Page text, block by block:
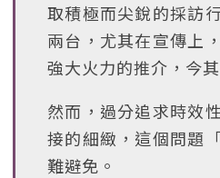
取積極而尖銳的採訪
兩台，尤其在宣傳上
強大火力的推介，今
然而，過分追求時效
接的細緻，這個問題
難避免。